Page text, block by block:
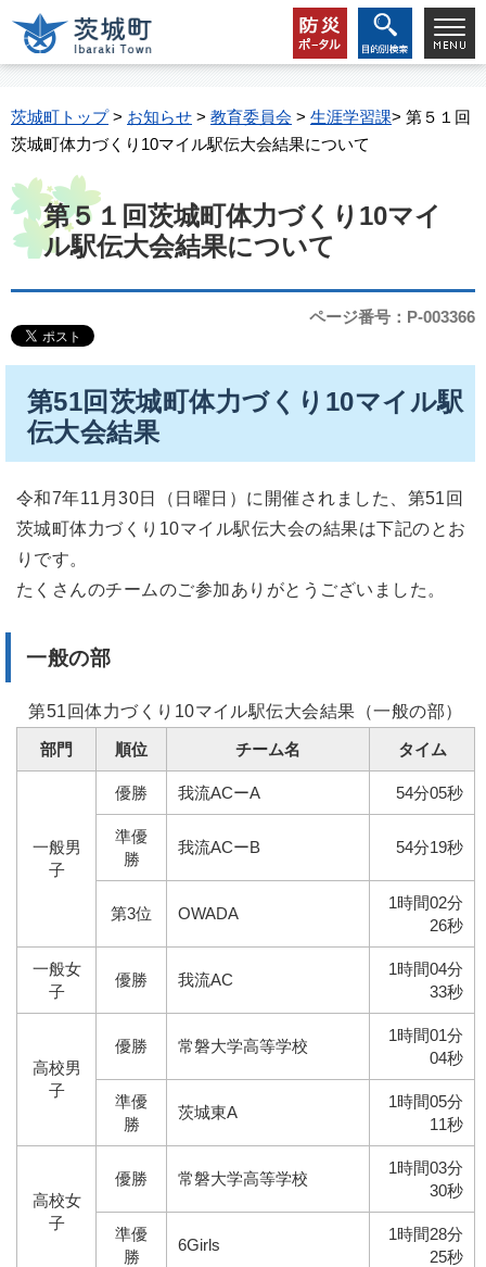
茨城町トップ> お知らせ > 教育委員会 > 生涯学習課> 第５１回
茨城町体力づくり10マイル駅伝大会結果について
第５１回茨城町体力づくり10マイ
ル駅伝大会結果について
ページ番号：P-003366
第51回茨城町体力づくり10マイル駅
伝大会結果
令和7年11月30日（日曜日）に開催されました、第51回
茨城町体力づくり10マイル駅伝大会の結果は下記のとお
りです。
たくさんのチームのご参加ありがとうございました。
一般の部
第51回体力づくり10マイル駅伝大会結果（一般の部）
部門 順位 チーム名 タイム
一般男
子
優勝 我流ACーA 54分05秒
準優
勝
我流ACーB 54分19秒
第3位 OWADA
1時間02分
26秒
一般女
子
優勝 我流AC
1時間04分
33秒
高校男
子
優勝 常磐大学高等学校
1時間01分
04秒
準優
勝
茨城東A
1時間05分
11秒
高校女
子
優勝 常磐大学高等学校
1時間03分
30秒
準優
勝
6Girls
1時間28分
25秒